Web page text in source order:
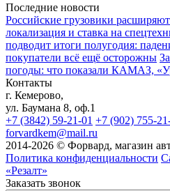
Последние новости
Российские грузовики
локализация и ставка на
подводит итоги полугодия:
покупатели всё ещё осторожны
погоды: что показали КАМАЗ,
Контакты
г. Кемерово,
ул. Баумана 8, оф.1
+7 (3842) 59-21-01 +7 (902) 755-
forvardkem@mail.ru
2014-2026 © Форвард, магазин
Политика конфиденциальности
«Резалт»
Заказать звонок